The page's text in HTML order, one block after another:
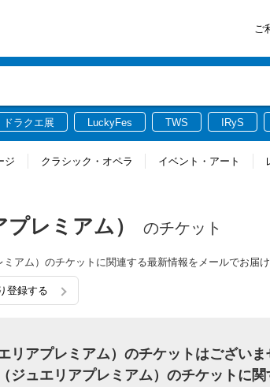
ご
ドラクエ展 LuckyFes TWS IRyS
ジ クラシック・オペラ イベント・アート
レミアム） のチケット
アム）のチケットに関連する最新情報をメールでお届け
登録する
アプレミアム）のチケットはございま
ュエリアプレミアム）のチケットに